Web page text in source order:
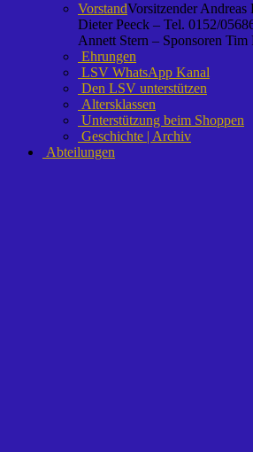
VorstandVorsitzender
Dieter Peeck – Tel. 0152/
Annett Stern – Sponsoren
Ehrungen
LSV WhatsApp Kanal
Den LSV unterstützen
Altersklassen
Unterstützung beim Shoppen
Geschichte | Archiv
Abteilungen